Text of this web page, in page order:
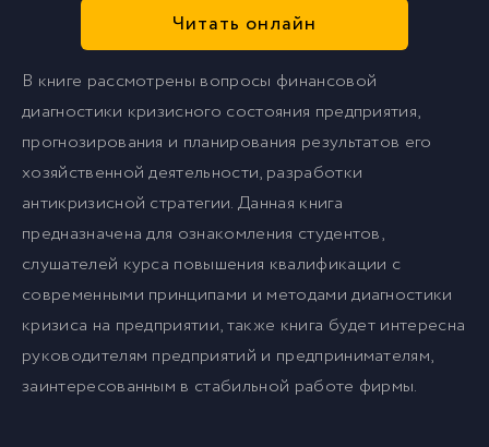
Читать онлайн
В книге рассмотрены вопросы финансовой
диагностики кризисного состояния предприятия,
прогнозирования и планирования результатов его
хозяйственной деятельности, разработки
антикризисной стратегии. Данная книга
предназначена для ознакомления студентов,
слушателей курса повышения квалификации с
современными принципами и методами диагностики
кризиса на предприятии, также книга будет интересна
руководителям предприятий и предпринимателям,
заинтересованным в стабильной работе фирмы.